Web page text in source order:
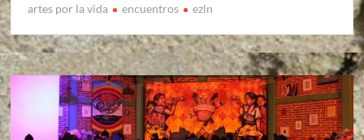
artes por la vida encuentros ezln